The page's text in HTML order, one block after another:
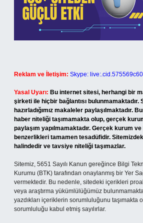
Reklam ve İletişim: Skype:
Yasal Uyarı: Bu internet sitesi, herhangi bir
şirketi ile hiçbir bağlantısı bulunmamaktadır.
hazırladığımız makaleler paylaşılmaktadır.
haber niteliği taşımamakta olup, gerçek
paylaşım yapılmamaktadır. Gerçek kurum
benzerlikleri tamamen tesadüfidir.
halindedir ve tavsiye niteliği taşımazlar.
Sitemiz, 5651 Sayılı Kanun gereğince Bilgi
Kurumu (BTK) tarafından onaylanmış bir Yer
vermektedir. Bu nedenle, sitedeki içerikleri
veya araştırma yükümlülüğümüz
yazdıkları içeriklerin sorumluluğunu taşımakta
sorumluluğu kabul etmiş sayılırlar.